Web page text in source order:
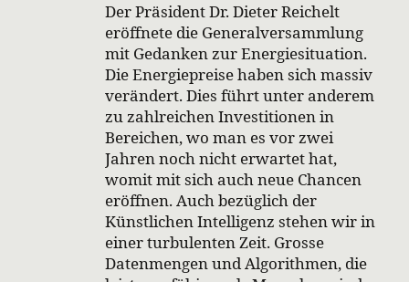
Der Präsident Dr. Dieter Reichelt
eröffnete die Generalversammlung
mit Gedanken zur Energiesituation.
Die Energiepreise haben sich massiv
verändert. Dies führt unter anderem
zu zahlreichen Investitionen in
Bereichen, wo man es vor zwei
Jahren noch nicht erwartet hat,
womit mit sich auch neue Chancen
eröffnen. Auch bezüglich der
Künstlichen Intelligenz stehen wir in
einer turbulenten Zeit. Grosse
Datenmengen und Algorithmen, die